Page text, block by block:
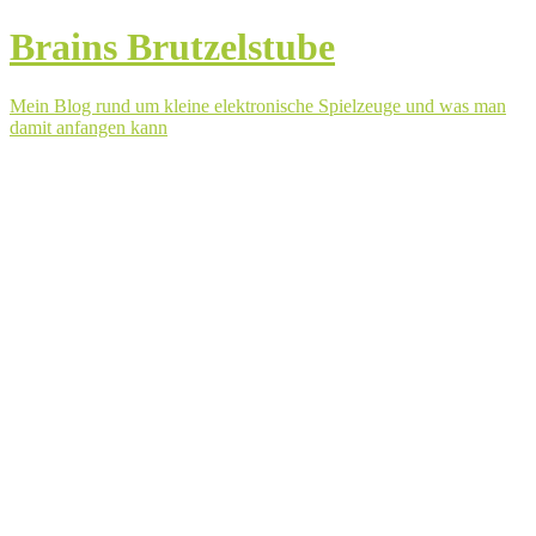
Brains Brutzelstube
Mein Blog rund um kleine elektronische Spielzeuge und was man
damit anfangen kann